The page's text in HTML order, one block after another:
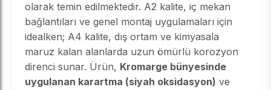
olarak temin edilmektedir. A2 kalite, iç mekan
bağlantıları ve genel montaj uygulamaları için
idealken; A4 kalite, dış ortam ve kimyasala
maruz kalan alanlarda uzun ömürlü korozyon
direnci sunar. Ürün, Kromarge bünyesinde
uygulanan karartma (siyah oksidasyon) ve